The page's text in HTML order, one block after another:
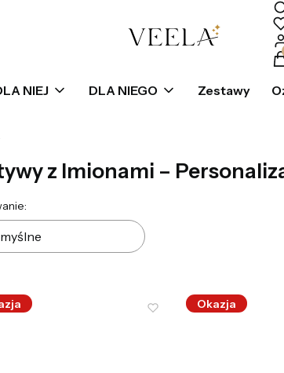
NIEJ DLA NIEGO Zestawy
z Imionami –
produktów
Okazja